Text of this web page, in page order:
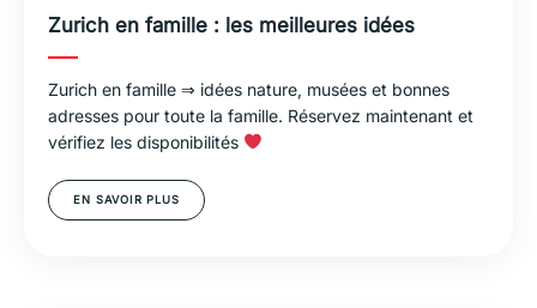
Zurich en famille : les meilleures idées
Zurich en famille ⇒ idées nature, musées et bonnes
adresses pour toute la famille. Réservez maintenant et
vérifiez les disponibilités
EN SAVOIR PLUS